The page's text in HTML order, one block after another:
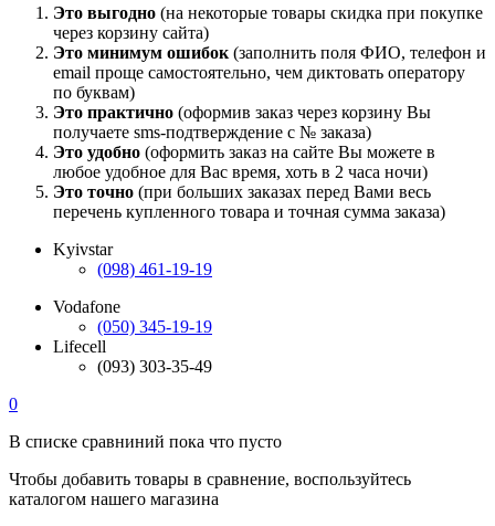
Это выгодно (на некоторые товары скидка при покупке
через корзину сайта)
Это минимум ошибок (заполнить поля ФИО, телефон и
email проще самостоятельно, чем диктовать оператору
по буквам)
Это практично (оформив заказ через корзину Вы
получаете sms-подтверждение с № заказа)
Это удобно (оформить заказ на сайте Вы можете в
любое удобное для Вас время, хоть в 2 часа ночи)
Это точно (при больших заказах перед Вами весь
перечень купленного товара и точная сумма заказа)
Kyivstar
(098) 461-19-19
Vodafone
(050) 345-19-19
Lifecell
(093) 303-35-49
0
В списке сравниний пока что пусто
Чтобы добавить товары в сравнение, воспользуйтесь
каталогом нашего магазина